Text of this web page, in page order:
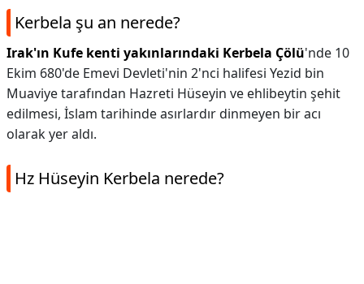
Kerbela şu an nerede?
Irak'ın Kufe kenti yakınlarındaki Kerbela Çölü'nde 10
Ekim 680'de Emevi Devleti'nin 2'nci halifesi Yezid bin
Muaviye tarafından Hazreti Hüseyin ve ehlibeytin şehit
edilmesi, İslam tarihinde asırlardır dinmeyen bir acı
olarak yer aldı.
Hz Hüseyin Kerbela nerede?